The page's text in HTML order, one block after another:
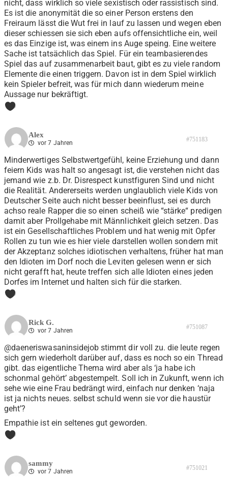
nicht, dass wirklich so viele sexistisch oder rassistisch sind.
Es ist die anonymität die so einer Person erstens den
Freiraum lässt die Wut frei in lauf zu lassen und wegen eben
dieser schiessen sie sich eben aufs offensichtliche ein, weil
es das Einzige ist, was einem ins Auge speing. Eine weitere
Sache ist tatsächlich das Spiel. Für ein teambasierendes
Spiel das auf zusammenarbeit baut, gibt es zu viele random
Elemente die einen triggern. Davon ist in dem Spiel wirklich
kein Spieler befreit, was für mich dann wiederum meine
Aussage nur bekräftigt.
0
Alex
vor 7 Jahren #751183
Minderwertiges Selbstwertgefühl, keine Erziehung und dann
feiern Kids was halt so angesagt ist, die verstehen nicht das
jemand wie z.b. Dr. Disrespect kunstfiguren Sind und nicht
die Realität. Andererseits werden unglaublich viele Kids von
Deutscher Seite auch nicht besser beeinflust, sei es durch
achso reale Rapper die so einen scheiß wie “stärke“ predigen
damit aber Prollgehabe mit Männlichkeit gleich setzen. Das
ist ein Gesellschaftliches Problem und hat wenig mit Opfer
Rollen zu tun wie es hier viele darstellen wollen sondern mit
der Akzeptanz solches idiotischen verhaltens, früher hat man
den Idioten im Dorf noch die Leviten gelesen wenn er sich
nicht gerafft hat, heute treffen sich alle Idioten eines jeden
Dorfes im Internet und halten sich für die starken.
0
Rick G.
vor 7 Jahren #751087
@daeneriswasaninsidejob stimmt dir voll zu. die leute regen
sich gern wiederholt darüber auf, dass es noch so ein Thread
gibt. das eigentliche Thema wird aber als ‘ja habe ich
schonmal gehört’ abgestempelt. Soll ich in Zukunft, wenn ich
sehe wie eine Frau bedrängt wird, einfach nur denken ‘naja
ist ja nichts neues. selbst schuld wenn sie vor die haustür
geht’?
Empathie ist ein seltenes gut geworden.
0
sammy
vor 7 Jahren #751021